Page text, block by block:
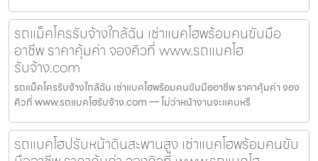
รถแม็คโครรับจ้างใกล้ฉัน เช่าแบคโฮพร้อมคนขับมือ
อาชีพ ราคาคุ้มค่า จองคิวที่ www.รถแบคโฮ
รับจ้าง.com
รถแม็คโครรับจ้างใกล้ฉัน เช่าแบคโฮพร้อมคนขับมืออาชีพ ราคาคุ้มค่า จอง
คิวที่ www.รถแบคโฮรับจ้าง.com — ไม่ว่าหน้างานจะแคบหรื
รถแบคโฮปรับหน้าดินสะพานสูง เช่าแบคโฮพร้อมคนขับ